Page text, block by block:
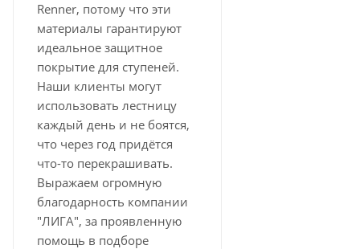
Renner, потому что эти
материалы гарантируют
идеальное защитное
покрытие для ступеней.
Наши клиенты могут
использовать лестницу
каждый день и не боятся,
что через год придётся
что-то перекрашивать.
Выражаем огромную
благодарность компании
"ЛИГА", за проявленную
помощь в подборе